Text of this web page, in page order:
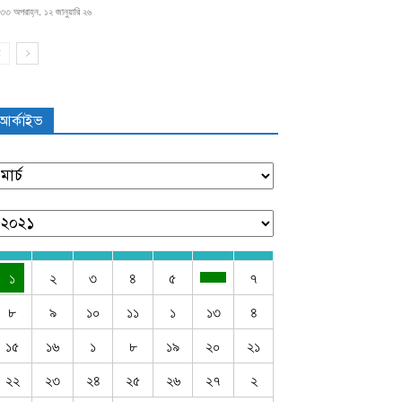
অপরাহ্ন, ১২ জানুয়ারি ২৬
১ ২ ৩ ৪ ৫
৭
৮
৯ ১০ ১১ ১ ১৩
৪
১৫
১৬ ১ ৮ ১৯ ২০
২১
২২
২৩ ২৪ ২৫ ২৬ ২৭ ২